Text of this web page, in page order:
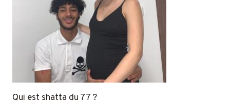
Qui est shatta du 77 ?